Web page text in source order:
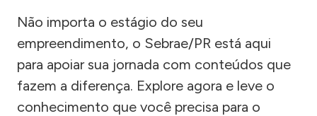
Não importa o estágio do seu
empreendimento, o Sebrae/PR está aqui
para apoiar sua jornada com conteúdos que
fazem a diferença. Explore agora e leve o
conhecimento que você precisa para o